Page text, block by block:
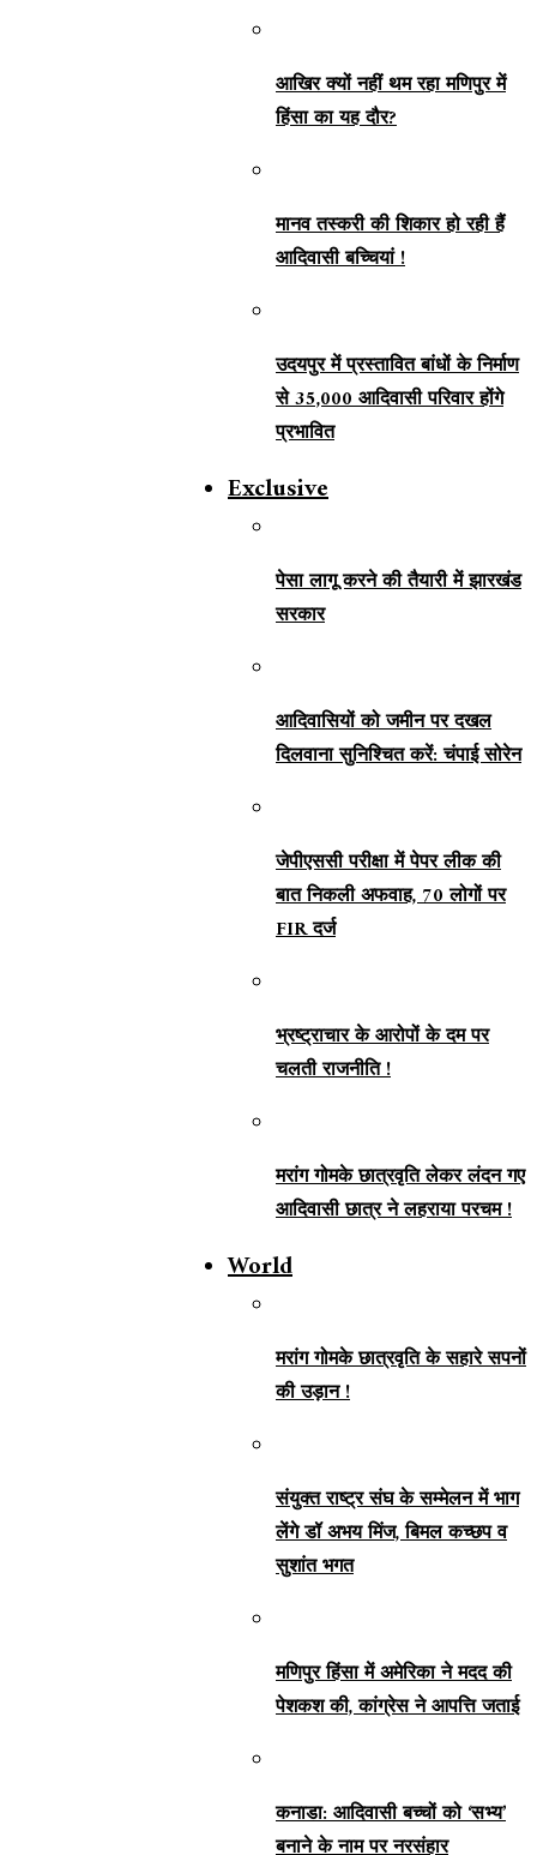
आखिर क्यों नहीं थम रहा मणिपुर में
हिंसा का यह दौर?
मानव तस्करी की शिकार हो रही हैं
आदिवासी बच्चियां !
उदयपुर में प्रस्तावित बांधों के निर्माण
से 35,000 आदिवासी परिवार होंगे
प्रभावित
Exclusive
पेसा लागू करने की तैयारी में झारखंड
सरकार
आदिवासियों को जमीन पर दखल
दिलवाना सुनिश्चित करें: चंपाई सोरेन
जेपीएससी परीक्षा में पेपर लीक की
बात निकली अफवाह, 70 लोगों पर
FIR दर्ज
भ्रष्ट्राचार के आरोपों के दम पर
चलती राजनीति !
मरांग गोमके छात्रवृति लेकर लंदन गए
आदिवासी छात्र ने लहराया परचम !
World
मरांग गोमके छात्रवृति के सहारे सपनों
की उड़ान !
संयुक्त राष्ट्र संघ के सम्मेलन में भाग
लेंगे डॉ अभय मिंज, बिमल कच्छप व
सुशांत भगत
मणिपुर हिंसा में अमेरिका ने मदद की
पेशकश की, कांग्रेस ने आपत्ति जताई
कनाडा: आदिवासी बच्चों को ‘सभ्य’
बनाने के नाम पर नरसंहार